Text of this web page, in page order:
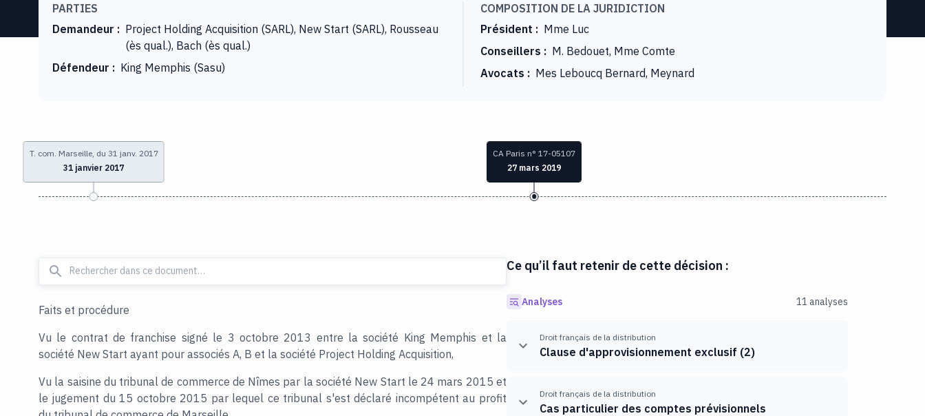
PARTIES
Demandeur : Project Holding Acquisition (SARL), New Start (SARL), Rousseau
(ès qual.), Bach (ès qual.)
Défendeur : King Memphis (Sasu)
COMPOSITION DE LA JURIDICTION
Président : Mme Luc
Conseillers : M. Bedouet, Mme Comte
Avocats : Mes Leboucq Bernard, Meynard
T. com. Marseille, du 31 janv. 2017
31 janvier 2017
CA Paris n° 17-05107
27 mars 2019
Faits et procédure
Vu le contrat de franchise signé le 3 octobre 2013 entre la société King Memphis et la
société New Start ayant pour associés A, B et la société Project Holding Acquisition,
Vu la saisine du tribunal de commerce de Nîmes par la société New Start le 24 mars 2015 et
le jugement du 15 octobre 2015 par lequel ce tribunal s'est déclaré incompétent au profit
Ce qu’il faut retenir de cette décision :
Analyses 11 analyses
Droit français de la distribution
Clause d'approvisionnement exclusif (2)
Droit français de la distribution
Cas particulier des comptes prévisionnels